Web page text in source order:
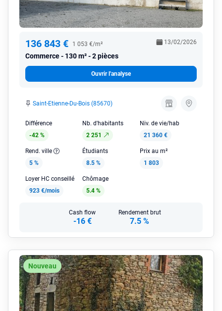
136 843 € 1 053 €/m²
Commerce 130 m² - 2 pièces
13/02/2026
Ouvrir l'analyse
Saint-Etienne-Du-Bois (85670)
Différence
-42 %
Nb. d'habitants
2 251
Niv. de vie/hab
21 360 €
Rend. ville
5 %
Étudiants
8.5 %
Prix au m²
1 803
Loyer HC conseillé
923 €/mois
Chômage
5.4 %
Cash flow
-16 €
Rendement brut
7.5 %
Nouveau